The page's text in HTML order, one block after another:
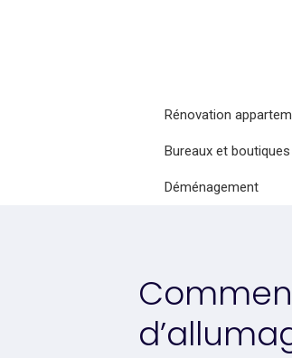
Rénovation
Bureaux et boutiques
Déménagement